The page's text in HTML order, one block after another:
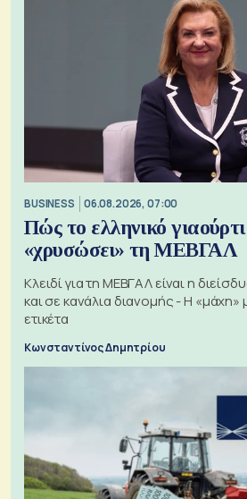
BUSINESS 06.08.2026, 07:00
Πώς το ελληνικό
«χρυσώσει» τη ΜΕΒΓΑΛ
Κλειδί για τη ΜΕΒΓΑΛ είναι η
και σε κανάλια διανομής - Η «μάχη»
ετικέτα
Κωνσταντίνος Δημητρίου